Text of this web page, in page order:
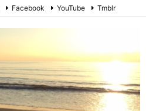
Facebook YouTube
Tmblr